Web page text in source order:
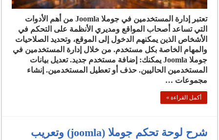
تعتبر إدارة المستخدمين في جوملا Joomla من أهم الأدوات
التي تساعد أصحاب المواقع ومديري الأنظمة على التحكم في
الأشخاص الذين يمكنهم الدخول إلى الموقع، وتحديد الصلاحيات
والمهام الخاصة بكل مستخدم. من خلال إدارة المستخدمين في
جوملا Joomla يمكنك: إضافة مستخدم جديد. تعديل بيانات
المستخدمين الحاليين. حذف أو تعطيل المستخدمين. إنشاء
مجموعات …
أكمل القراءة »
شرح لوحة تحكم جوملا (joomla) وتعريب